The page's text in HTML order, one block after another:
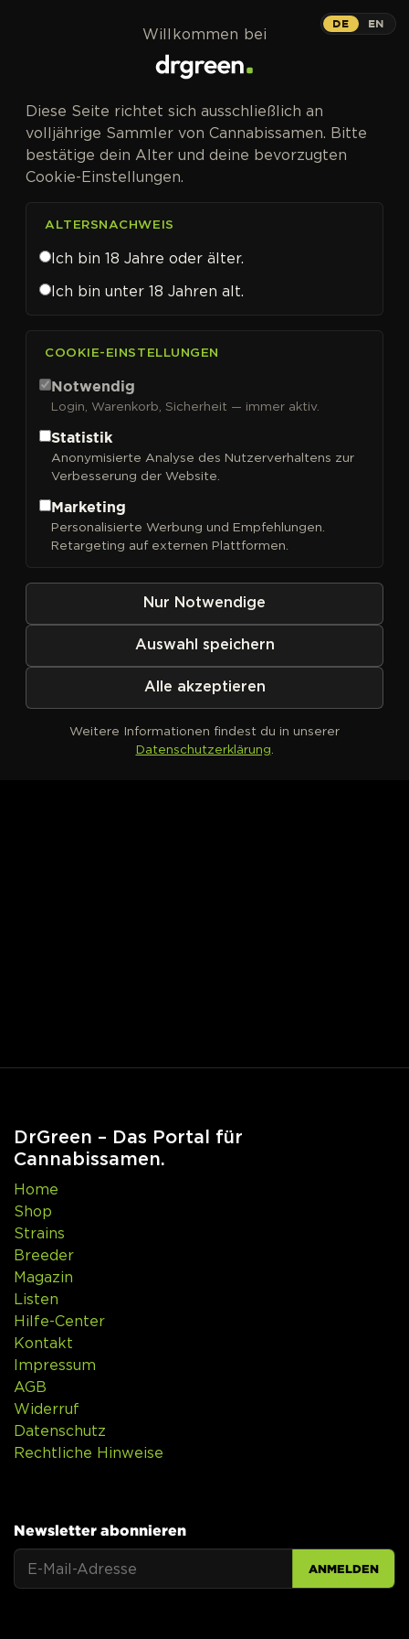
Sensi Seeds
Sortieren nach
Kein Produkt definiert
DrGreen – Das Portal für
Cannabissamen.
Home
Shop
Strains
Breeder
Magazin
Listen
Hilfe-Center
Kontakt
Impressum
AGB
Widerruf
Datenschutz
Rechtliche Hinweise
Newsletter abonnieren
ANMELDEN
DE EN
Willkommen bei
Diese Seite richtet sich ausschließlich an
volljährige Sammler von Cannabissamen. Bitte
bestätige dein Alter und deine bevorzugten
Cookie-Einstellungen.
ALTERSNACHWEIS
Ich bin 18 Jahre oder älter.
Ich bin unter 18 Jahren alt.
COOKIE-EINSTELLUNGEN
Notwendig
Login, Warenkorb, Sicherheit — immer aktiv.
Statistik
Anonymisierte Analyse des Nutzerverhaltens zur
Verbesserung der Website.
Marketing
Personalisierte Werbung und Empfehlungen.
Retargeting auf externen Plattformen.
Nur Notwendige
Auswahl speichern
Alle akzeptieren
Weitere Informationen findest du in unserer
Datenschutzerklärung